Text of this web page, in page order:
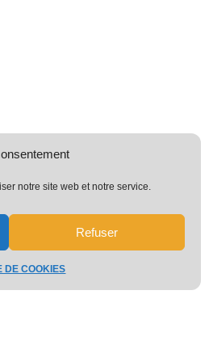
notre site web et notre service.
Refuser
DE COOKIES